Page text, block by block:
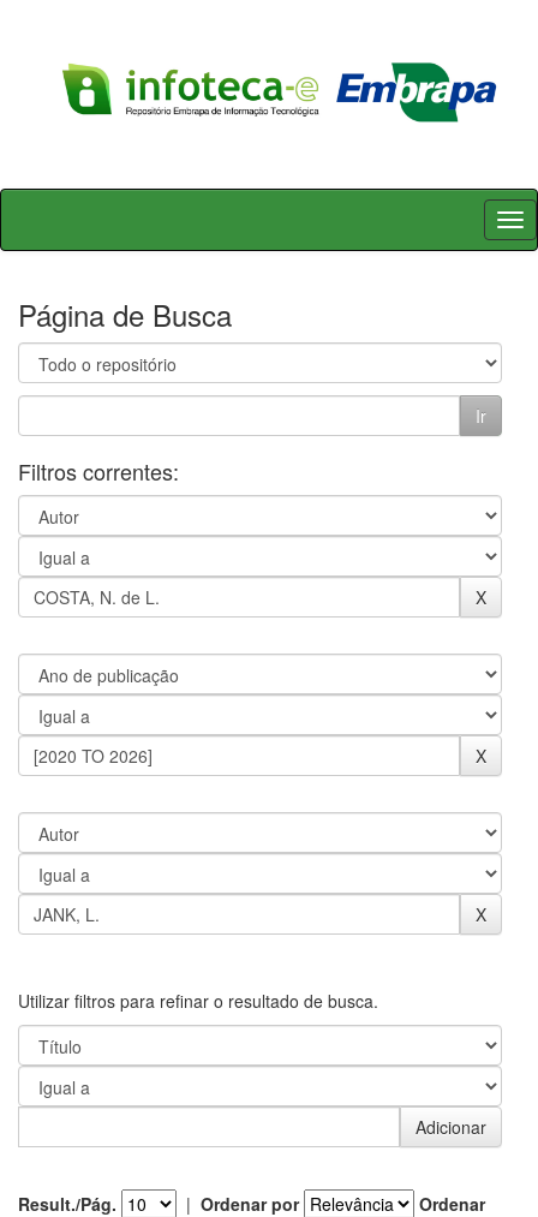
Skip
Página de Busca
Filtros correntes:
Utilizar filtros para refinar o resultado de busca.
Result./Pág. | Ordenar por
Ordenar